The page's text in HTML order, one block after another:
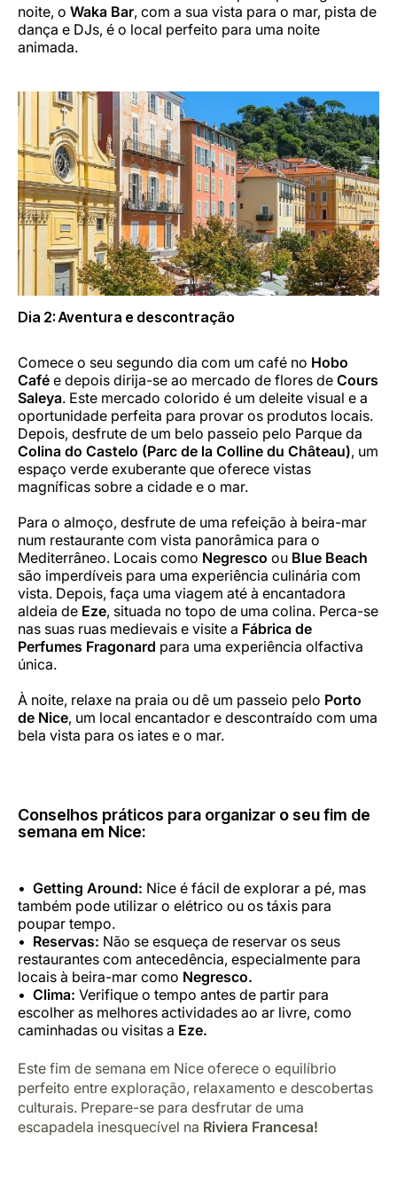
noite, o Waka Bar, com a sua vista para o mar, pista de
dança e DJs, é o local perfeito para uma noite
animada.
Dia 2: Aventura e descontração
Comece o seu segundo dia com um café no Hobo
Café e depois dirija-se ao mercado de flores de Cours
Saleya. Este mercado colorido é um deleite visual e a
oportunidade perfeita para provar os produtos locais.
Depois, desfrute de um belo passeio pelo Parque da
Colina do Castelo (Parc de la Colline du Château), um
espaço verde exuberante que oferece vistas
magníficas sobre a cidade e o mar.
Para o almoço, desfrute de uma refeição à beira-mar
num restaurante com vista panorâmica para o
Mediterrâneo. Locais como Negresco ou Blue Beach
são imperdíveis para uma experiência culinária com
vista. Depois, faça uma viagem até à encantadora
aldeia de Eze, situada no topo de uma colina. Perca-se
nas suas ruas medievais e visite a Fábrica de
Perfumes Fragonard para uma experiência olfactiva
única.
À noite, relaxe na praia ou dê um passeio pelo Porto
de Nice, um local encantador e descontraído com uma
bela vista para os iates e o mar.
Conselhos práticos para organizar o seu fim de
semana em Nice:
Getting Around: Nice é fácil de explorar a pé, mas
também pode utilizar o elétrico ou os táxis para
poupar tempo.
Reservas: Não se esqueça de reservar os seus
restaurantes com antecedência, especialmente para
locais à beira-mar como Negresco.
Clima: Verifique o tempo antes de partir para
escolher as melhores actividades ao ar livre, como
caminhadas ou visitas a Eze.
Este fim de semana em Nice oferece o equilíbrio
perfeito entre exploração, relaxamento e descobertas
culturais. Prepare-se para desfrutar de uma
escapadela inesquecível na Riviera Francesa!